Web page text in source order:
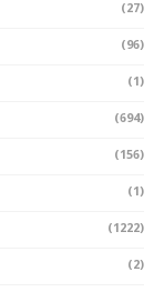
(27)
(96)
(1)
(694)
(156)
(1)
(1222)
(2)